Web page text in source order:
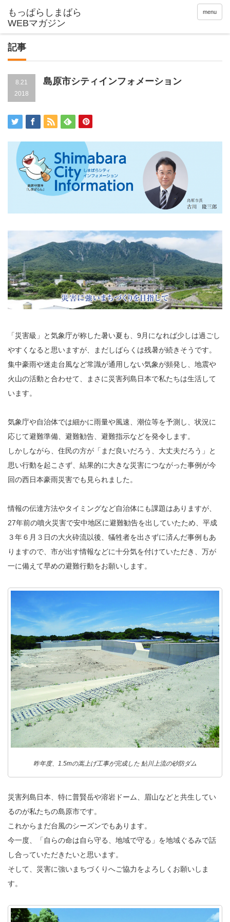
menu
記事
8.21
2018
島原市シティインフォメーション
「災害級」と気象庁が称した暑い夏も、9月になれば少しは過ごし
やすくなると思いますが、まだしばらくは残暑が続きそうです。
集中豪雨や迷走台風など常識が通用しない気象が頻発し、地震や
火山の活動と合わせて、まさに災害列島日本で私たちは生活して
います。
気象庁や自治体では細かに雨量や風速、潮位等を予測し、状況に
応じて避難準備、避難勧告、避難指示などを発令します。
しかしながら、住民の方が「まだ良いだろう、大丈夫だろう」と
思い行動を起こさず、結果的に大きな災害につながった事例が今
回の西日本豪雨災害でも見られました。
情報の伝達方法やタイミングなど自治体にも課題はありますが、
27年前の噴火災害で安中地区に避難勧告を出していたため、平成
３年６月３日の大火砕流以後、犠牲者を出さずに済んだ事例もあ
りますので、市が出す情報などに十分気を付けていただき、万が
一に備えて早めの避難行動をお願いします。
昨年度、1.5mの嵩上げ工事が完成した 鮎川上流の砂防ダム
災害列島日本、特に普賢岳や溶岩ドーム、眉山などと共生してい
るのが私たちの島原市です。
これからまだ台風のシーズンでもあります。
今一度、「自らの命は自ら守る、地域で守る」を地域ぐるみで話
し合っていただきたいと思います。
そして、災害に強いまちづくりへご協力をよろしくお願いしま
す。